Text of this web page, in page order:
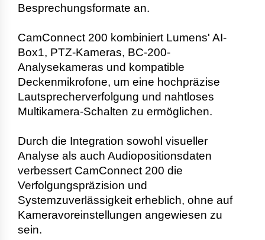
Besprechungsformate an.
CamConnect 200 kombiniert Lumens' AI-
Box1, PTZ-Kameras, BC-200-
Analysekameras und kompatible
Deckenmikrofone, um eine hochpräzise
Lautsprecherverfolgung und nahtloses
Multikamera-Schalten zu ermöglichen.
Durch die Integration sowohl visueller
Analyse als auch Audiopositionsdaten
verbessert CamConnect 200 die
Verfolgungspräzision und
Systemzuverlässigkeit erheblich, ohne auf
Kameravoreinstellungen angewiesen zu
sein.